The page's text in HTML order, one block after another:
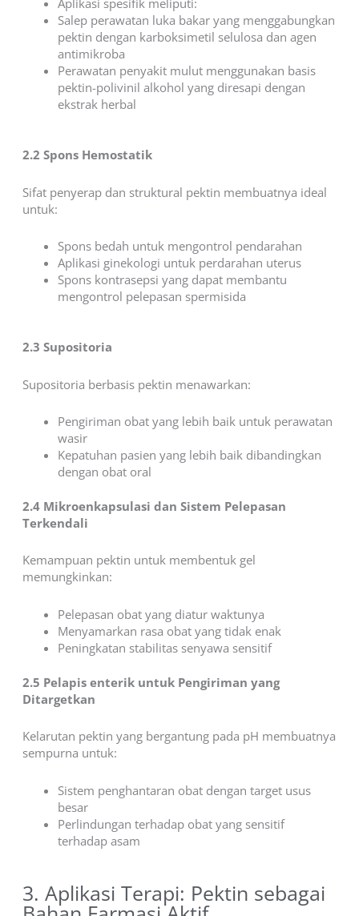
Aplikasi spesifik meliputi:
Salep perawatan luka bakar yang menggabungkan
pektin dengan karboksimetil selulosa dan agen
antimikroba
Perawatan penyakit mulut menggunakan basis
pektin-polivinil alkohol yang diresapi dengan
ekstrak herbal
2.2 Spons Hemostatik
Sifat penyerap dan struktural pektin membuatnya ideal
untuk:
Spons bedah untuk mengontrol pendarahan
Aplikasi ginekologi untuk perdarahan uterus
Spons kontrasepsi yang dapat membantu
mengontrol pelepasan spermisida
2.3 Supositoria
Supositoria berbasis pektin menawarkan:
Pengiriman obat yang lebih baik untuk perawatan
wasir
Kepatuhan pasien yang lebih baik dibandingkan
dengan obat oral
2.4 Mikroenkapsulasi dan Sistem Pelepasan
Terkendali
Kemampuan pektin untuk membentuk gel
memungkinkan:
Pelepasan obat yang diatur waktunya
Menyamarkan rasa obat yang tidak enak
Peningkatan stabilitas senyawa sensitif
2.5 Pelapis enterik untuk Pengiriman yang
Ditargetkan
Kelarutan pektin yang bergantung pada pH membuatnya
sempurna untuk:
Sistem penghantaran obat dengan target usus
besar
Perlindungan terhadap obat yang sensitif
terhadap asam
3. Aplikasi Terapi: Pektin sebagai